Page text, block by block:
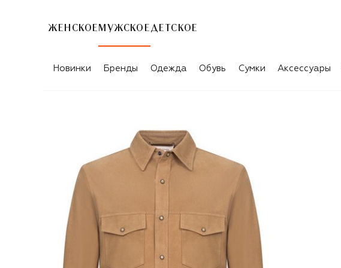
ЖЕНСКОЕ МУЖСКОЕ ДЕТСКОЕ
Новинки Бренды Одежда Обувь Сумки Аксессуары